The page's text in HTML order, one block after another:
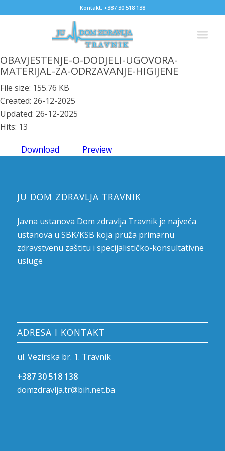
Kontakt: +387 30 518 138
OBAVJESTENJE-O-DODJELI-UGOVORA-
MATERIJAL-ZA-ODRZAVANJE-HIGIJENE
File size: 155.76 KB
Created: 26-12-2025
Updated: 26-12-2025
Hits: 13
Download Preview
JU DOM ZDRAVLJA TRAVNIK
Javna ustanova Dom zdravlja Travnik je najveća
ustanova u SBK/KSB koja pruža primarnu
zdravstvenu zaštitu i specijalističko-konsultativne
usluge
ADRESA I KONTAKT
ul. Vezirska br. 1. Travnik
+387 30 518 138
domzdravlja.tr@bih.net.ba